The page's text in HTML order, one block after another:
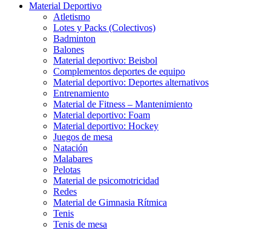
Material Deportivo
Atletismo
Lotes y Packs (Colectivos)
Badminton
Balones
Material deportivo: Beisbol
Complementos deportes de equipo
Material deportivo: Deportes alternativos
Entrenamiento
Material de Fitness – Mantenimiento
Material deportivo: Foam
Material deportivo: Hockey
Juegos de mesa
Natación
Malabares
Pelotas
Material de psicomotricidad
Redes
Material de Gimnasia Rítmica
Tenis
Tenis de mesa